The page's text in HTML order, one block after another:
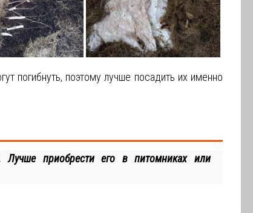
погибнуть, поэтому лучше посадить их именно
приобрести его в питомниках или